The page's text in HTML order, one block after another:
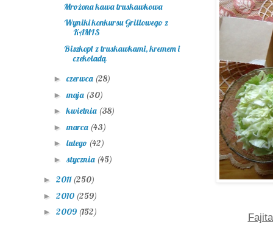
Mrożona kawa truskawkowa
Wyniki konkursu Grillowego z
KAMIS
Biszkopt z truskawkami, kremem i
czekoladą
►czerwca (28)
► maja (30)
►kwietnia (38)
► marca (43)
► lutego (42)
► stycznia (45)
► 2011 (250)
► 2010 (259)
► 2009 (152)